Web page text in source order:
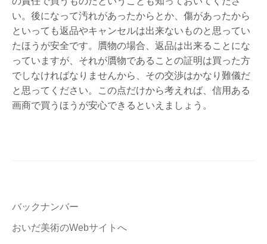
い。後になって汚れがあったからとか、傷があったから
といっても返品やキャンセルは出来ないものと思ってい
たほうが安全です。贋物の場合、返品は出来ることにな
っていますが、それが贋物であることの証明は買った方
でしなければなりませんから、その交渉はかなり難儀だ
と思ってください。この点だけから考えれば、信用ある
画商で買うほうが安心できるといえましょう。
バックナンバー
おいだ美術のWebサイトへ